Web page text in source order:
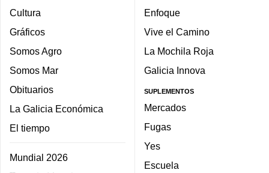
Cultura
Gráficos
Somos Agro
Somos Mar
Obituarios
La Galicia Económica
El tiempo
Mundial 2026
Enfoque
Vive el Camino
La Mochila Roja
Galicia Innova
SUPLEMENTOS
Mercados
Fugas
Yes
Escuela